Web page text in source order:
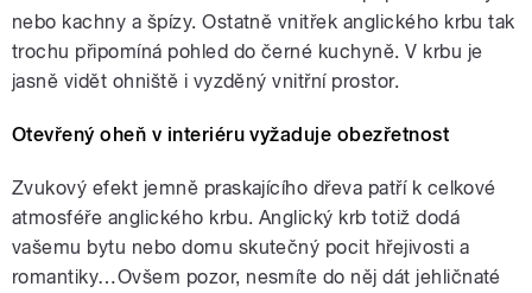
nebo kachny a špízy. Ostatně vnitřek anglického krbu tak
trochu připomíná pohled do černé kuchyně. V krbu je
jasně vidět ohniště i vyzděný vnitřní prostor.
Otevřený oheň v interiéru vyžaduje obezřetnost
Zvukový efekt jemně praskajícího dřeva patří k celkové
atmosféře anglického krbu. Anglický krb totiž dodá
vašemu bytu nebo domu skutečný pocit hřejivosti a
romantiky…Ovšem pozor, nesmíte do něj dát jehličnaté